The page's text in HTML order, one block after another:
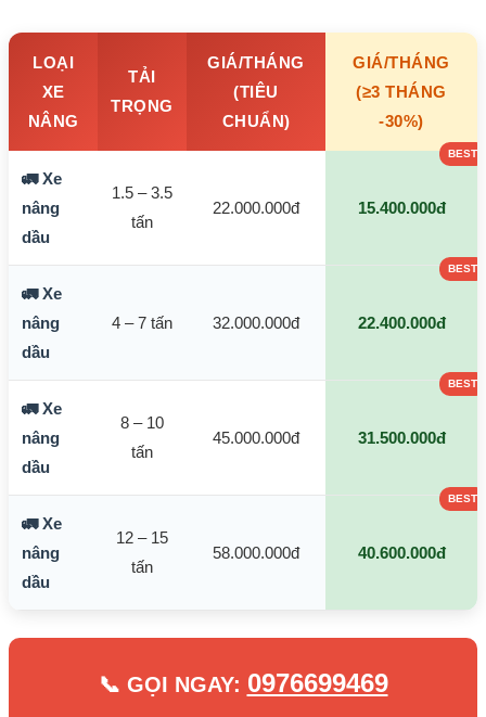
LOẠI
XE
NÂNG
TẢI
TRỌNG
GIÁ/THÁNG
(TIÊU
CHUẨN)
GIÁ/THÁNG
(≥3 THÁNG
-30%)
🚛 Xe
nâng
dầu
1.5 – 3.5
tấn
22.000.000đ 15.400.000đ
🚛 Xe
nâng
dầu
4 – 7 tấn 32.000.000đ 22.400.000đ
🚛 Xe
nâng
dầu
8 – 10
tấn
45.000.000đ 31.500.000đ
🚛 Xe
nâng
dầu
12 – 15
tấn
58.000.000đ 40.600.000đ
📞 GỌI NGAY: 0976699469